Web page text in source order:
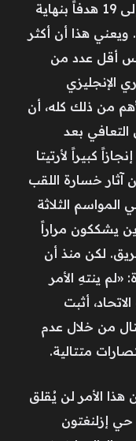
واحد، ورفع هذا العدد من الأهداف إلى 19 هدفاً بنهاية
ويعني هذا أن أكثر
الـ69 – خامس أقل عدد من
الإنجليزي
من ذلك كله، أن
التعافي بعد
كبيراً لأرتيتا
آثار خسارة اللقب
الثلاثة
يشككون مراراً
لكن منذ أن
ينتهِ الأمر
أثبت
من خلال عدم
متتالية.
هذا الأمر لن يُقلق
إزلنغتون